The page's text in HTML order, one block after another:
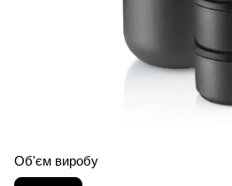
Об'єм виробу